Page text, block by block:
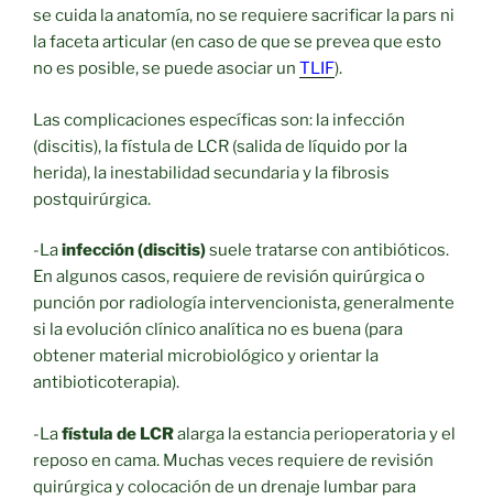
se cuida la anatomía, no se requiere sacrificar la pars ni
la faceta articular (en caso de que se prevea que esto
no es posible, se puede asociar un TLIF).
Las complicaciones específicas son: la infección
(discitis), la fístula de LCR (salida de líquido por la
herida), la inestabilidad secundaria y la fibrosis
postquirúrgica.
-Lainfección (discitis)suele tratarse con antibióticos.
En algunos casos, requiere de revisión quirúrgica o
punción por radiología intervencionista, generalmente
si la evolución clínico analítica no es buena (para
obtener material microbiológico y orientar la
antibioticoterapia).
-Lafístula de LCRalarga la estancia perioperatoria y el
reposo en cama. Muchas veces requiere de revisión
quirúrgica y colocación de un drenaje lumbar para